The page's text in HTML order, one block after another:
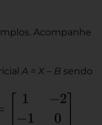
Acompanhe
A = X – B sendo